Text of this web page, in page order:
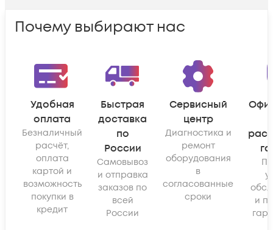
Почему выбирают нас
Удобная
оплата
Безналичный
расчёт,
оплата
картой и
возможность
покупки в
кредит
Быстрая
доставка
по
России
Самовывоз
и отправка
заказов по
всей
России
Сервисный
центр
Диагностика и
ремонт
оборудования
в
согласованные
сроки
и